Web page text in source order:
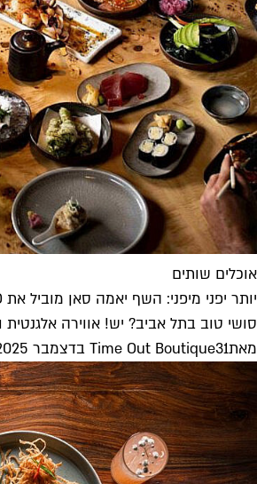
אוכלים שותים
יותר יפני מיפני: השף יאמה סאן מוביל את TYO כבר 13 שנה. ובצדק
סושי טוב בתל אביב? יש! אווירה
מאת
Time Out Boutique31 בדצמבר 2025